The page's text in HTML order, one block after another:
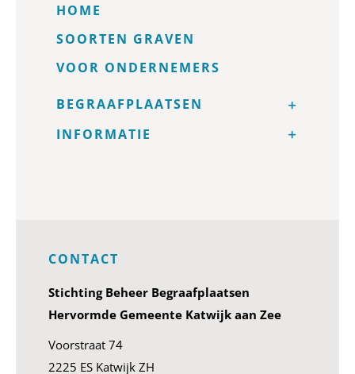
HOME
SOORTEN GRAVEN
VOOR ONDERNEMERS
BEGRAAFPLAATSEN
INFORMATIE
CONTACT
Stichting Beheer Begraafplaatsen
Hervormde Gemeente Katwijk aan Zee
Voorstraat 74
2225 ES Katwijk ZH